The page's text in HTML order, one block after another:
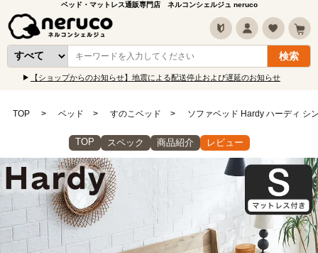
ベッド・マットレス通販専門店 ネルコンシェルジュ neruco
【ショップからのお知らせ】地震による配送停止および遅延のお知らせ
TOP ベッド すのこベッド ソファベッド Hardy ハーディ シ
TOP スペック 商品紹介 レビュー